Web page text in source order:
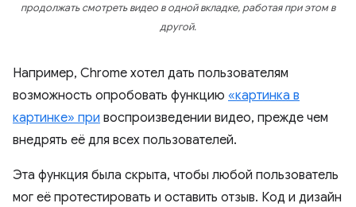
продолжать смотреть видео в одной вкладке, работая при этом в
другой.
Например, Chrome хотел дать пользователям
возможность опробовать функцию «картинка в
картинке» при воспроизведении видео, прежде чем
внедрять её для всех пользователей.
Эта функция была скрыта, чтобы любой пользователь
мог её протестировать и оставить отзыв. Код и дизайн